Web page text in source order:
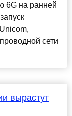
6G на ранней
сети
вырастут